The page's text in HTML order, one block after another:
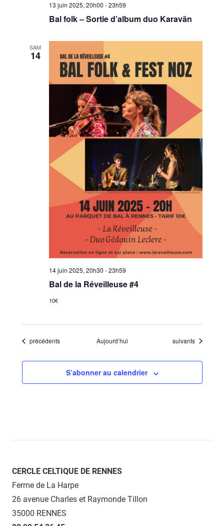
13 juin 2025, 20h00 -23h59
Bal folk – Sortie d’album duo Karavãn
SAM
14
14 juin 2025, 20h30 -23h59
Bal de la Réveilleuse #4
10€
Évènements
précédents Aujourd’hui Évènements
suivants
S’abonner au calendrier
CERCLE CELTIQUE DE RENNES
Ferme de La Harpe
26 avenue Charles et Raymonde Tillon
35000 RENNES